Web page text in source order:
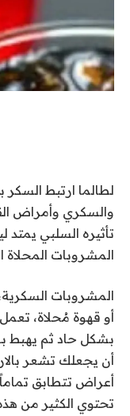
لطالما ارتبط
والسكري وأمراض
تأثيره السلبي
المشروبات المحلاة
المشروبات
أو قهوة مُحلاة،
بشكل حاد ثم يهبط
أن يجعلك تشعر
أعراض تتطابق
تحتوي الكثير من